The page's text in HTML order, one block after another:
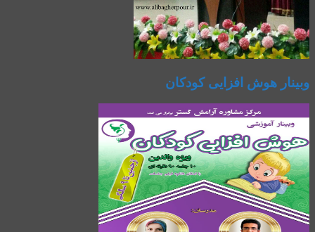
وبینار هوش افزایی کودکان